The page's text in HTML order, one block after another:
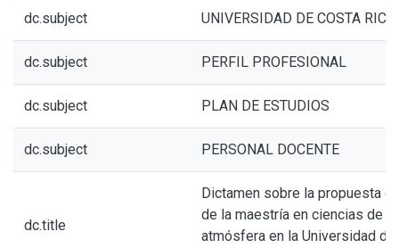
dc.subject UNIVERSIDAD DE COSTA RICA
dc.subject PERFIL PROFESIONAL
dc.subject PLAN DE ESTUDIOS
dc.subject PERSONAL DOCENTE
dc.title
Dictamen sobre la propuesta
de la maestría en ciencias de la
atmósfera en la Universidad de